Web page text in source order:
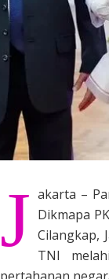
J akarta –
Dikmapa
Cilangkap,
TNI